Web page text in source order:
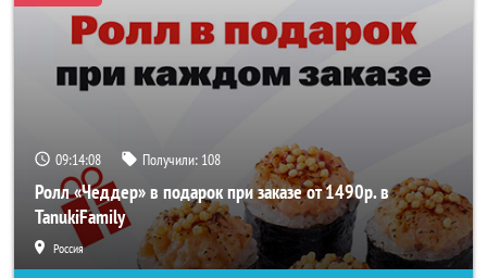
09:14:07 Получили: 108
Ролл «Чеддер» в подарок при заказе от 1490р. в
TanukiFamily
Россия